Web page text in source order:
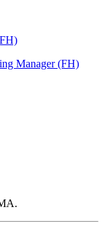
Manager (FH)